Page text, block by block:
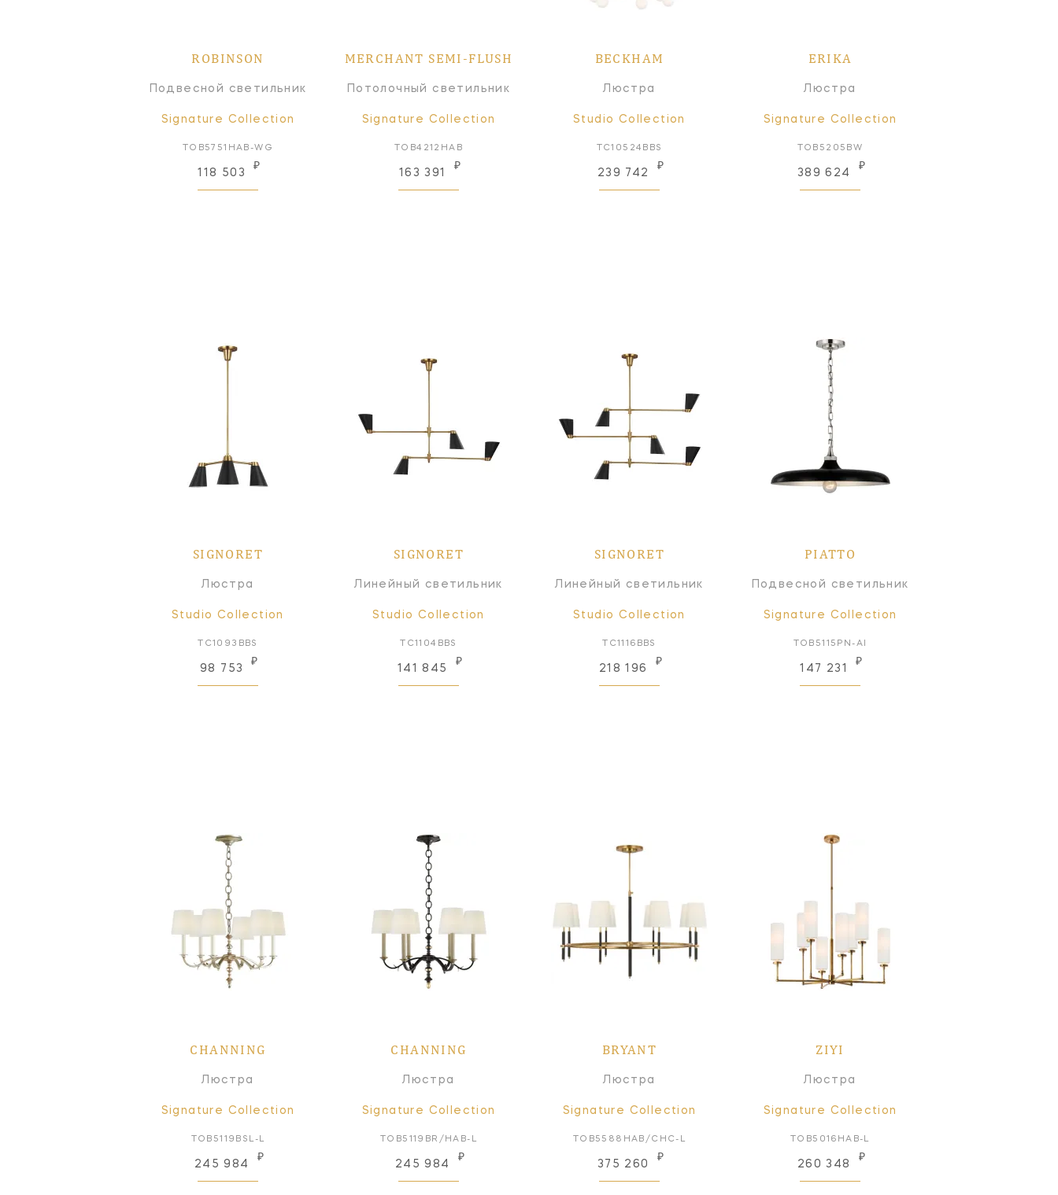
ROBINSON
Подвесной светильник
Signature Collection
TOB5751HAB-WG
118 503
₽
MERCHANT SEMI-FLUSH
Потолочный светильник
Signature Collection
TOB4212HAB
163 391
₽
BECKHAM
Люстра
Studio Collection
TC10524BBS
239 742
₽
ERIKA
Люстра
Signature Collection
TOB5205BW
389 624
₽
SIGNORET
Люстра
Studio Collection
TC1093BBS
98 753
₽
SIGNORET
Линейный светильник
Studio Collection
TC1104BBS
141 845
₽
SIGNORET
Линейный светильник
Studio Collection
TC1116BBS
218 196
₽
PIATTO
Подвесной светильник
Signature Collection
TOB5115PN-AI
147 231
₽
CHANNING
Люстра
Signature Collection
TOB5119BSL-L
245 984
₽
CHANNING
Люстра
Signature Collection
TOB5119BR/HAB-L
245 984
₽
BRYANT
Люстра
Signature Collection
TOB5588HAB/CHC-L
375 260
₽
ZIYI
Люстра
Signature Collection
TOB5016HAB-L
260 348
₽